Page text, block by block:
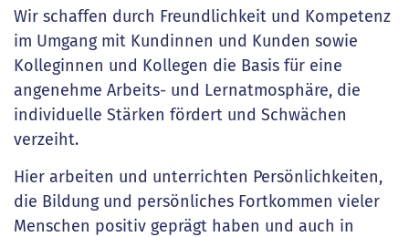
Wir schaffen durch Freundlichkeit und Kompetenz
im Umgang mit Kundinnen und Kunden sowie
Kolleginnen und Kollegen die Basis für eine
angenehme Arbeits- und Lernatmosphäre, die
individuelle Stärken fördert und Schwächen
verzeiht.
Hier arbeiten und unterrichten Persönlichkeiten,
die Bildung und persönliches Fortkommen vieler
Menschen positiv geprägt haben und auch in